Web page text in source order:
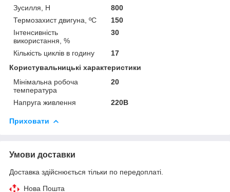
Зусилля, Н
800
Термозахист двигуна, ºС
150
Інтенсивність
використання, %
30
Кількість циклів в годину
17
Користувальницькі характеристики
Мінімальна робоча
температура
20
Напруга живлення 220В
Приховати
Умови доставки
Доставка здійснюється тільки по передоплаті.
Нова Пошта